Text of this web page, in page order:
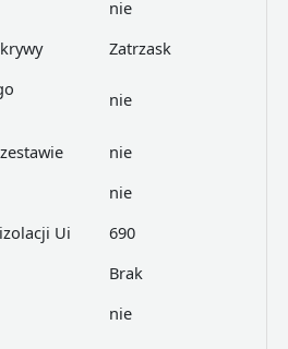
nie
Zatrzask
nie
nie
nie
Ui
690
Brak
nie